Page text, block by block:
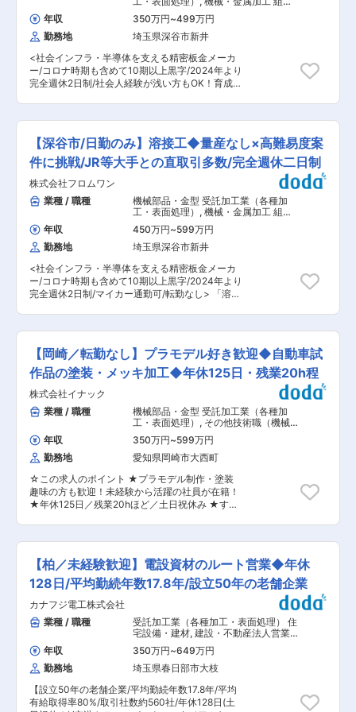
上の歴史を持ち、大手企業との取引多数の安定し
た企業 ◇未経験からスタートしても、実績や努力
に応じてキャリアアップが可能 ◇転勤がなく、岐
阜県関市で腰を据えて働ける環境 ■当社につい
て： 当社は刻印機の専門メーカーとしてスタート
し、日本でも数少ない特殊技術と豊富な経験を持
つ企業です。その技術を活かし、組立装置・専用
を行っています。
提案 ・コスト削減および業務効率化のための施策
立案 ■配属部門： 調達購買部門は、同社の製造
工程を支える重要な部門です。経験豊富な先輩社
員が多数在籍し、チームで協力しながら業務を進
める風通しの良い環境が整っています。新しいア
イデアや提案が歓迎されるため、積極的に意見を
発信できる職場です。 ■当社について： コンド
ーグループの一員として、最新の設備・技術を駆
鍛造技術を専門とするコンドーセイコー株式会
社、切削技術のコンドー技研株式会社と、コンド
ーグループでは3社が培った専門技術を融合さ
せ、総合力を活かした製品開発に取組んでおりま
す。顧客の製品開発段階から積極的に関わり、
数々の提案をさせて頂き、また、VA・VEにより
高品質、コスト低減、高機能など価値ある製品造
りを実現しております。
立・その他製造職
年収 350万円~499万円
勤務地
埼玉県深谷市新井
<社会インフラ・半導体を支える精密板金メーカ
ー/コロナ時期も含めて10期以上黒字/2024年より
完全週休2日制/社会人経験が浅い方もOK！育成前
接技術を、未経験から身につけられます。 当社
は、精密板金から大物溶接まで一貫対応できる技
術力を強みに、30年以上安定経営を続けるメーカ
ーです。社会インフラや半導体関連の需要拡大を
背景に、将来を見据えた人材育成のため未経験者
採用を行います。 ■業務内容： 新幹線ホーム設
備や高速道路設備、半導体製造装置などに使用さ
れる、精密板金製品の溶接業務を担当していただ
きます。未経験の方は、工具の使い方から始め、
段階的に溶接技術を身につけていける環境です。
＜具体的には＞ ・半自動溶接・TIG溶接による板
金部材の溶接作業 ・材料の切断、運搬、段取り作
業 ・図面をもとにした製品の組立・仕上げ ※半日
ずっと溶接だけを行う仕事ではありません ※重量
物は天井クレーンやフォークリフトを使用（フォ
ークリフト資格は会社負担で取得可能です） ■組
中途入社が中心で、異業界から未経験スタートし
た社員も活躍中。 ■キャリアプラン・入社後の流
れ 【入社後1ヶ月】工具の使い方や現場ルール、
図面の見方を学習。 【半年〜1年】先輩と一緒に
溶接作業を行いながら、対応できる工程を徐々に
拡大。 【将来的に】溶接技術を磨き続けるスペシ
ャリスト、現場管理・生産調整などへのキャリア
チェンジも可能です。 ■働く魅力 ☆未経験でも
安心の育成体制 最低でも1年かけて育てる前提。
教育担当が固定でつきます。 ☆無理のない作業環
境 溶接エリアにはスポットクーラー、夏場は空調
服を支給。休憩室は冷房完備・アイス常備。 ☆働
きやすさ 完全週休2日制／残業月20h程度／転勤
力を併せ持つ数少ない金属加工メーカーです。難
易度の高い案件にも真摯に向き合い続ける姿勢
ます。私たちの製品は、日常では目立たなくと
も、社会を当たり前に動かす重要な役割を担って
います。 変更の範囲：会社の定める業務
【深谷市/日勤のみ】溶接工◆量産なし×高難易度案
件に挑戦/JR等大手との直取引多数/完全週休二日制
株式会社フロムワン
業種 / 職種
機械部品・金型 受託加工業（各種加
工・表面処理） , 機械・金属加工 組
立・その他製造職
年収 450万円~599万円
勤務地
埼玉県深谷市新井
<社会インフラ・半導体を支える精密板金メーカ
ー/コロナ時期も含めて10期以上黒字/2024年より
完全週休2日制/マイカー通勤可/転勤なし> 「溶接
す。 当社は、精密板金から大物溶接まで一貫対応
できる技術力を強みに、30年以上安定経営を続け
るメーカーです。社会インフラ・半導体分野の高
難度案件増加に伴い、溶接技術者の体制強化を目
的とした募集を行っています。 ■業務内容： 新
幹線ホーム設備や高速道路設備、半導体製造装置
などに使用される、精密板金製品の溶接業務をお
任せします。量産品ではなく、1点もの・小ロッ
ト中心。溶接技術そのものを活かし、さらに高め
ていける環境です。 ＜具体的には＞ ・半自動溶
接・TIG溶接による精密板金溶接 ・ステンレス・
鉄・アルミ材の溶接作業 ・図面をもとにした組
立・仕上げ ・材料切断、段取り、製品精度の調整
※流れ作業・量産ラインではありません ※歪み・
外観品質が求められる高難易度案件が中心 ※重量
物は天井クレーン・フォークリフトを使用（フォ
で、溶接経験者中心の少数精鋭です。「溶接がや
りたくて入社した」社員が多く、技術や仕上がり
について自然と会話が生まれる職場です。 ■働く
魅力 ◎ 量産では得られないスキルアップ 毎回違
う製品・構造、経験がそのまま“引き出し”になる
環境です ◎ 作業に集中できる環境 ・スポットク
ーラー・空調服支給 ・休憩室は冷房完備（アイス
あり） ・日勤のみ／残業月20h程度 ■キャリアプ
ラン 溶接技術を極め、難易度の高い案件を任され
る存在を目指すことも、技術を活かし、現場のま
とめ役・工程管理へのステップも可能です。「ず
っと手を動かしたい」溶接職人志向も歓迎です。
【岡崎／転勤なし】プラモデル好き歓迎◆自動車試
作品の塗装・メッキ加工◆年休125日・残業20h程
株式会社イナック
業種 / 職種
機械部品・金型 受託加工業（各種加
工・表面処理） , その他技術職（機械・
電気） 機械・金属加工 組立・その他製
造職
年収 350万円~599万円
勤務地
愛知県岡崎市大西町
☆この求人のポイント ★プラモデル制作・塗装
趣味の方も歓迎！未経験から活躍の社員が在籍！
★年休125日／残業20hほど／土日祝休み ★すべ
を中心に、メッキ加工や仕上げ作業を担当しま
す。 ・塗料の調合、準備 ・専用ブースでの吹き
付け塗装 ・メッキ設備の操作 ・仕上がり確認、
磨き作業 ・完成品の品質確認 塗装ではガン型の
器具を使用し、色ムラや塗り残しが発生しないよ
う角度や距離を調整しながら仕上げます。 ※製品
例はこちら！ https://www.kk-inac.com/ex.html
■未経験でも安心の教育体制 現在活躍している次
長（40歳）、サブリーダー（36歳）も未経験か
らスタートしました。 入社後は先輩社員による
OJTを通じて、道具の使い方や塗装の基礎から丁
寧に学べます。 一点モノの試作品が多いため、毎
回新しい製品に触れながら技術を身につけられる
環境です。 職人というイメージな方はおらず優し
【柏／未経験歓迎】電設資材のルート営業◆年休
128日/平均勤続年数17.8年/設立50年の老舗企業
カナフジ電工株式会社
業種 / 職種
受託加工業（各種加工・表面処理） 住
宅設備・建材, 建設・不動産法人営業
その他法人営業（既存・ルートセール
ス中心）
年収 350万円~649万円
勤務地
埼玉県春日部市大枝
【設立50年の老舗企業/平均勤続年数17.8年/平均
有給取得率80%/取引社数約560社/年休128日(土